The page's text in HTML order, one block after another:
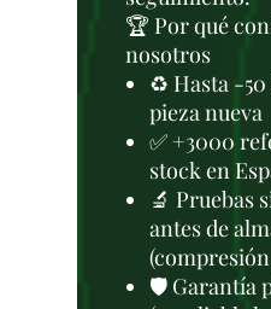
🏆 Por qué
nosotros
♻️ Hasta -50
pieza nueva
✅ +3000
stock en
🔬 Pruebas
antes de
🛡️ Garantía